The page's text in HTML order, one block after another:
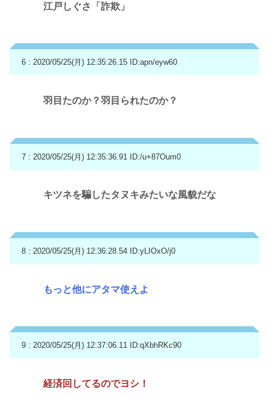
江戸しぐさ「詐欺」
6 : 2020/05/25(月) 12:35:26.15 ID:apn/eyw60
羽目たのか？羽目られたのか？
7 : 2020/05/25(月) 12:35:36.91 ID:/u+87Oum0
キツネを騙したタヌキみたいな風貌だな
8 : 2020/05/25(月) 12:36:28.54 ID:yLIOxO/j0
もっと他にアタマ使えよ
9 : 2020/05/25(月) 12:37:06.11 ID:qXbhRKc90
経済回してるのでヨシ！